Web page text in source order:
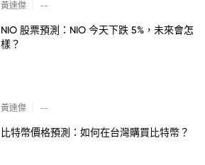
黃達傑 --
NIO 股票預測：NIO 今天下跌 5%，未來會怎
樣？
黃達傑 --
比特幣價格預測：如何在台灣購買比特幣？